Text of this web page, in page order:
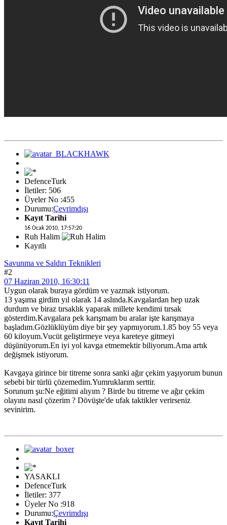
DefenceTurk
İletiler: 506
Üyeler No :455
Durumu:Çevrimdışı
Kayıt Tarihi
16 Ocak 2010, 17:57:20
Ruh Halim
Kayıtlı
Savunma ve Saldırı Teknikleri
#2
07 Haziran 2010, 16:30:11
Uygun olarak buraya gördüm ve yazmak istiyorum.
13 yaşıma girdim yıl olarak 14 aslında.Kavgalardan hep uzak
durdum ve biraz tırsaklık yaparak millete kendimi tırsak
gösterdim.Kavgalara pek karışmam bu aralar işte karışmaya
başladım.Gözlüklüyüm diye bir şey yapmıyorum.1.85 boy 55 veya
60 kiloyum.Vucüt geliştirmeye veya kareteye gitmeyi
düşünüyorum.En iyi yol kavga etmemektir biliyorum.Ama artık
değişmek istiyorum.
Kavgaya girince bir titreme sonra sanki ağır çekim yaşıyorum bunun
sebebi bir türlü çözemedim.Yumruklarım serttir.
Sorunum şu:Ne eğitimi alıyım ? Birde bu titreme ve ağır çekim
olayını nasıl çözerim ? Dövüşte'de ufak taktikler verirseniz
sevinirim.
YASAKLI
DefenceTurk
İletiler: 377
Üyeler No :918
Durumu:Çevrimdışı
Kayıt Tarihi